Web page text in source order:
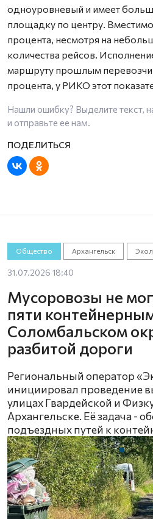
одноуровневый и имеет
площадку по центру.
процента, несмотря на
количества рейсов.
маршруту прошлым
процента, у РИКО этот
Нашли ошибку? Выделите текст,
и отправьте ее нам.
Общество Архангельск
31.07.2026 18:40
Мусоровозы не
пяти
Соломбальском
разбитой дороги
Региональный оператор
инициировал проведение
улицах Гвардейской и
Архангельске. Её задача -
подъездных путей к